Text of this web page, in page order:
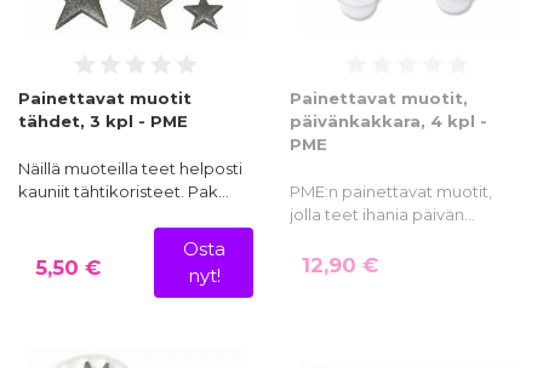
Painettavat muotit
tähdet, 3 kpl - PME
Näillä muoteilla teet helposti
kauniit tähtikoristeet. Pak…
5,50 €
Osta
nyt!
Painettavat muotit,
päivänkakkara, 4 kpl -
PME
PME:n painettavat muotit,
jolla teet ihania päivän…
12,90 €